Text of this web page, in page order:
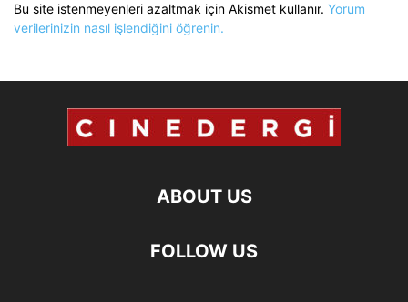
Bu site istenmeyenleri azaltmak için Akismet kullanır. Yorum
verilerinizin nasıl işlendiğini öğrenin.
ABOUT US
FOLLOW US